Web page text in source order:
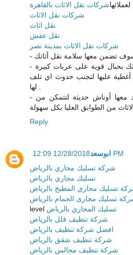
شركات نقل الاثاث بالقاهرة
شركات نقل الاثاث
نقل اثاث
نقل عفش
شركات نقل الاثاث بمدينة نصر
سوف تضمن معها سلامة نقل أثاثك
- تعامل مع شركة تنقل قطع أثاثك بحبال قوية على عربات كبيرة
عليها لتجنب حدوث اي تلف
- يجب أن يكون لشركة المتعاقد معها أوناش حديثة لتتمكن من
Reply
ابوسعد 12/28/2018 12:09 PM
شركة تسليك مجاري بالرياض
تسليك مجاري بالرياض
تسليك مجاري المطبخ بالرياض
تسليك مجارى الحمام بالرياض
level تسليك المجاري بالرياض
شركة تنظيف فلل بالرياض
افضل شركة تنظيف بالرياض
شركة تنظيف شقق بالرياض
شركة تنظيف مجالس بالرياض